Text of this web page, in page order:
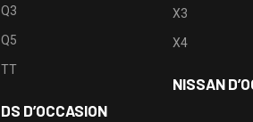
Q3
Q5
TT
DS D’OCCASION
X3
X4
NISSAN